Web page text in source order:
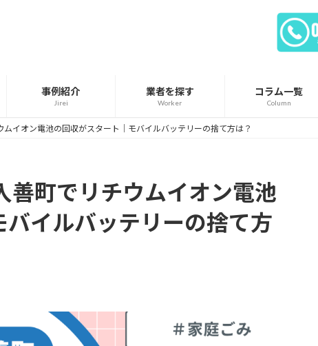
事例紹介
Jirei
業者を探す
Worker
コラム一覧
Column
ムイオン電池の回収がスタート｜モバイルバッテリーの捨て方は？
善町でリチウムイオン電池
イルバッテリーの捨て方